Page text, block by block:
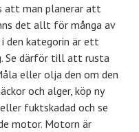
man planerar att
det allt för många av
den kategorin är ett
Se därför till att rusta
eller olja den om den
och alger, köp ny
fuktskadad och se
motor. Motorn är